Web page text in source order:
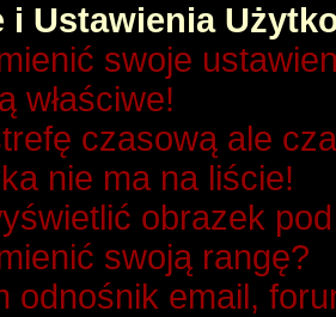
i Ustawienia
swoje
właściwe!
czasową ale
nie ma na liście!
obrazek
swoją rangę?
odnośnik email,